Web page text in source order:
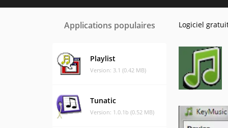
Applications populaires
Playlist
Version: 3.1 (0.42 MB)
Tunatic
Version: 1.0.1b (0.52 MB)
Logiciel